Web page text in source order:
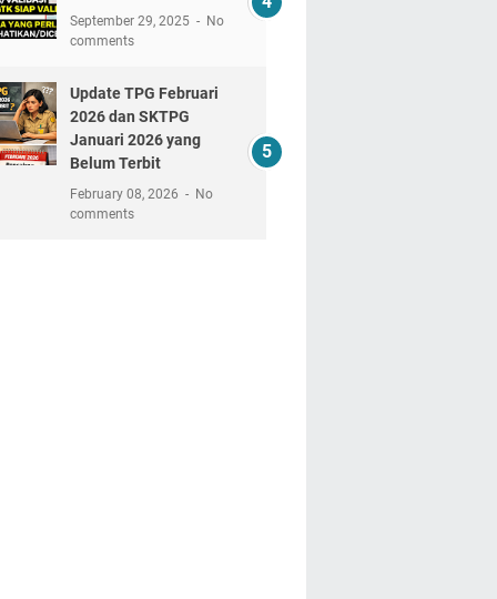
September 29, 2025
No
comments
Update TPG Februari
2026 dan SKTPG
Januari 2026 yang
Belum Terbit
February 08, 2026
No
comments